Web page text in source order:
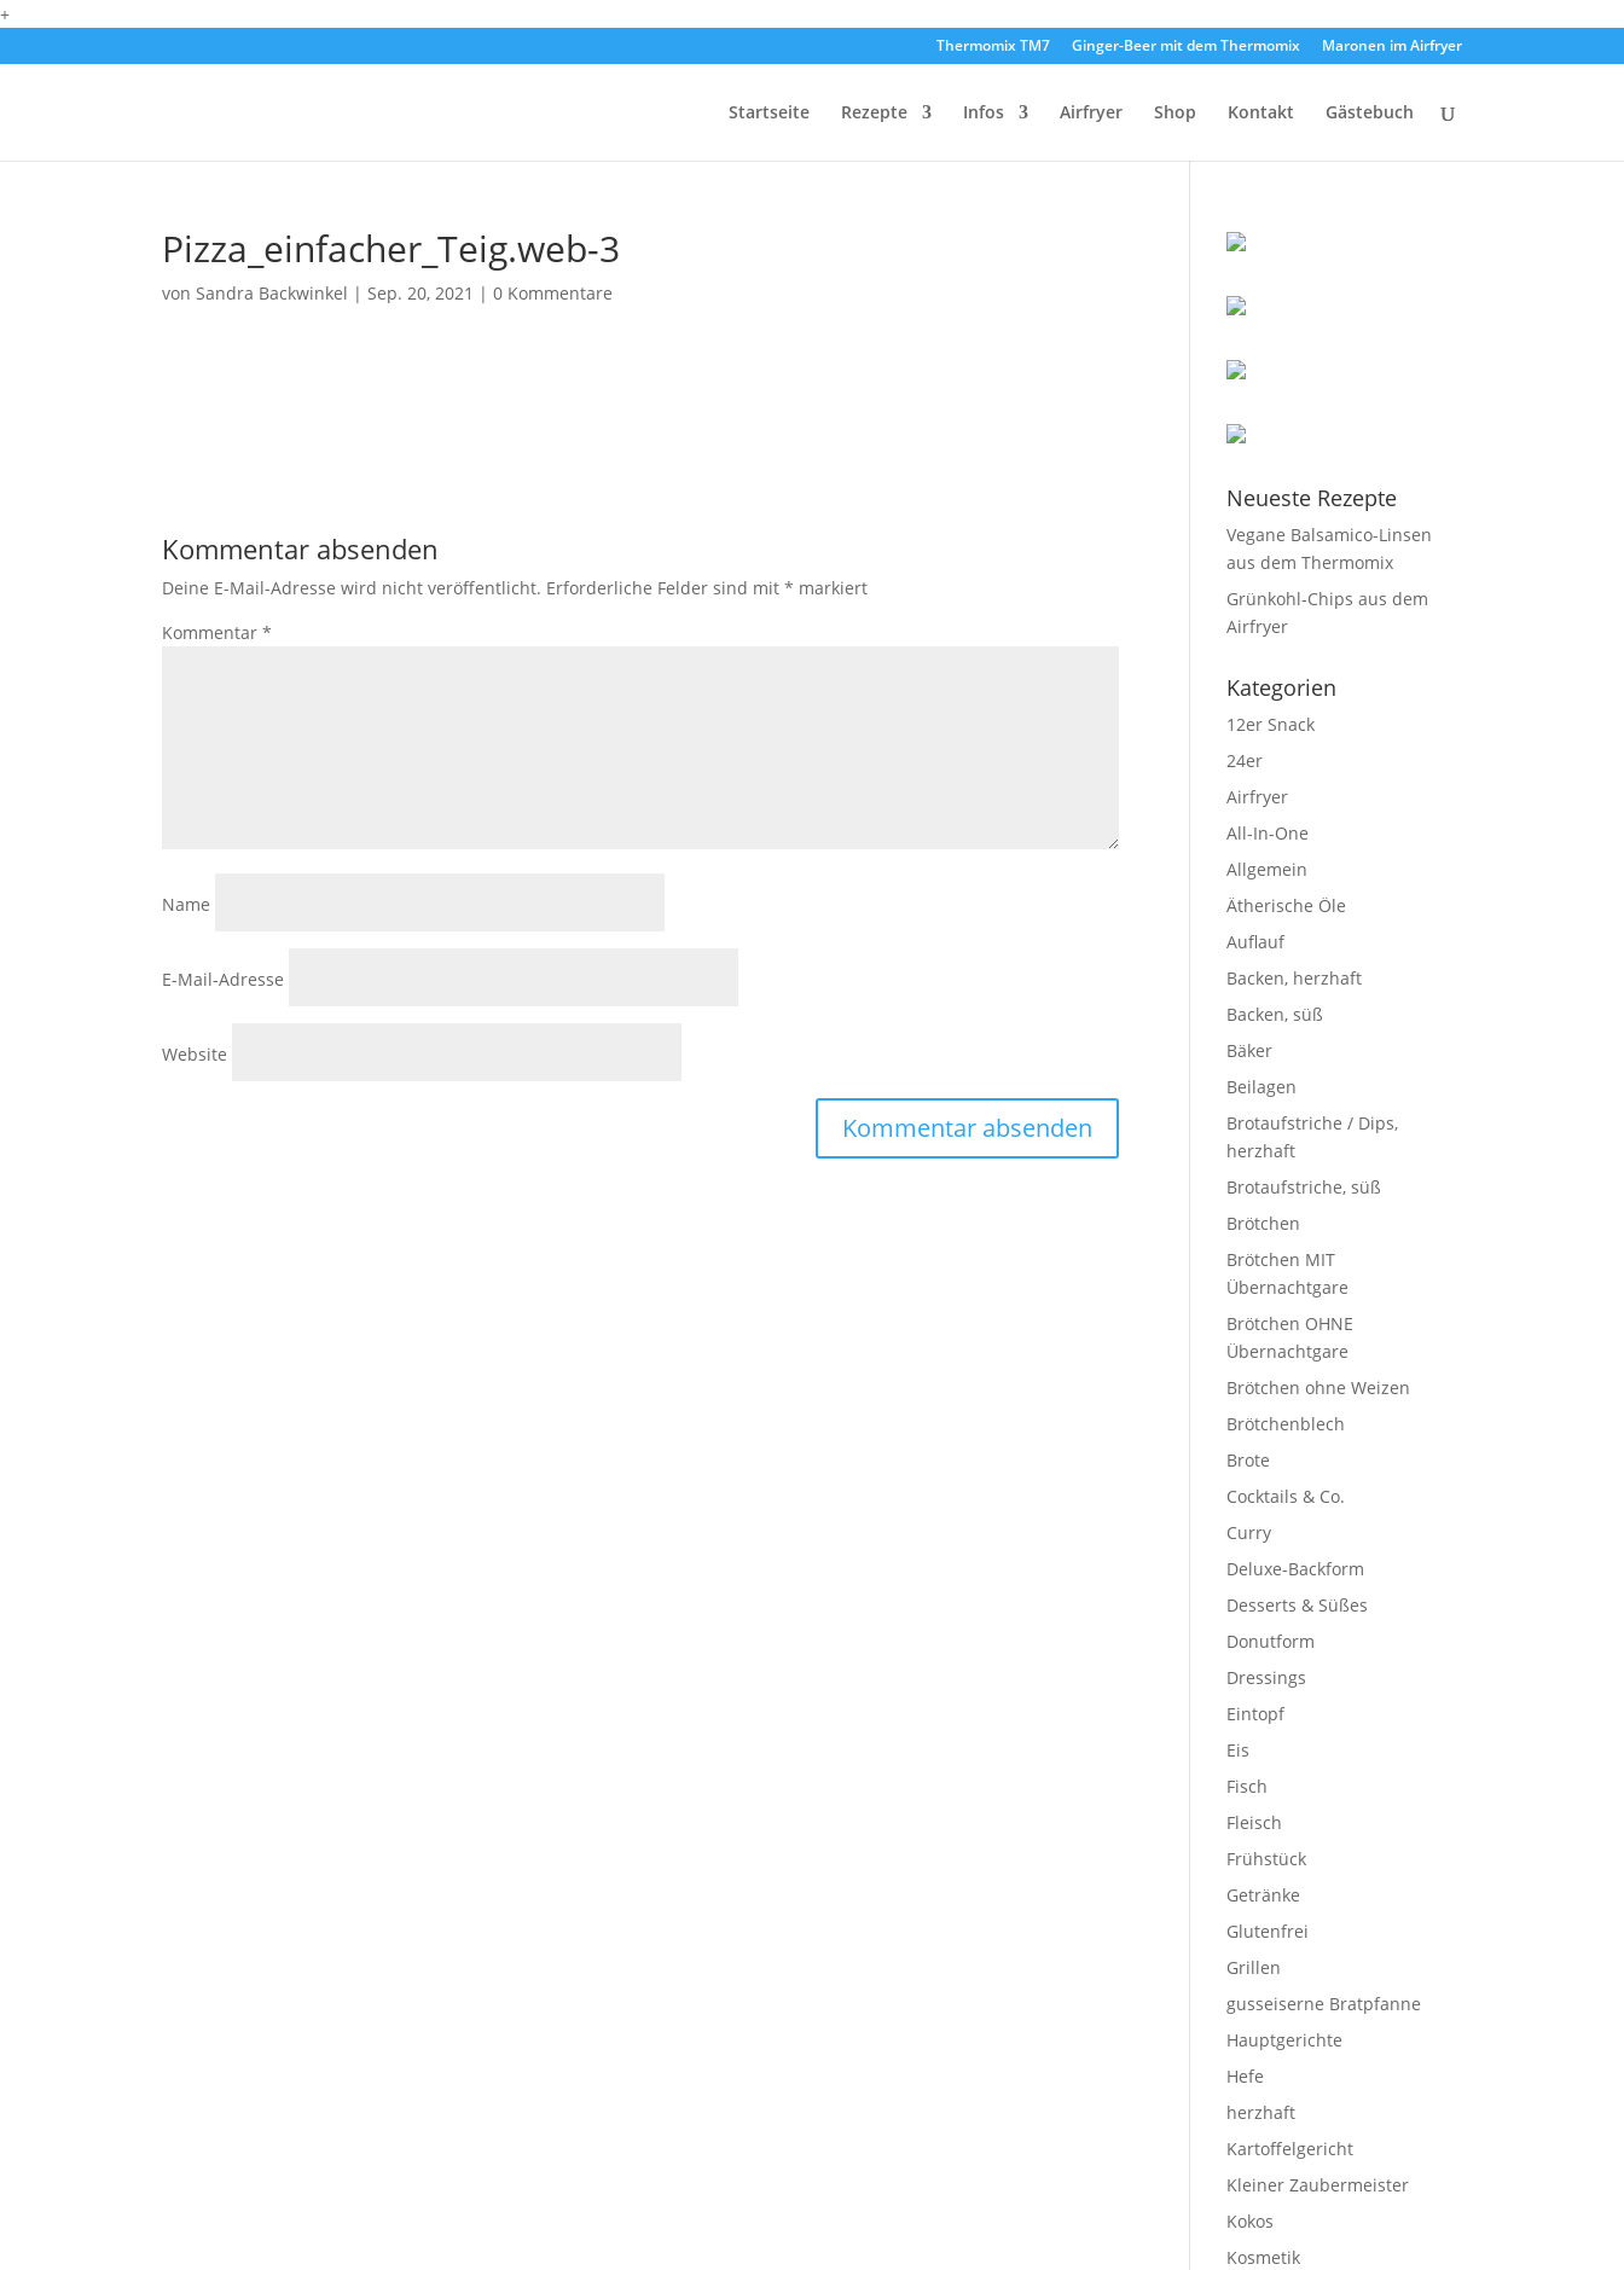
+
Thermomix TM7 Ginger-Beer mit dem Thermomix Maronen im Airfryer
Startseite Rezepte Infos Airfryer Shop Kontakt Gästebuch
Pizza_einfacher_Teig.web-3
vonSandra Backwinkel |Sep. 20, 2021 |0 Kommentare
Kommentar absenden
Deine E-Mail-Adresse wird nicht veröffentlicht. Erforderliche Felder sind mit* markiert
Kommentar*
Name
E-Mail-Adresse
Website
Neueste Rezepte
Vegane Balsamico-Linsen
aus dem Thermomix
Grünkohl-Chips aus dem
Airfryer
Kategorien
12er Snack
24er
Airfryer
All-In-One
Allgemein
Ätherische Öle
Auflauf
Backen, herzhaft
Backen, süß
Bäker
Beilagen
Brotaufstriche / Dips,
herzhaft
Brotaufstriche, süß
Brötchen
Brötchen MIT
Übernachtgare
Brötchen OHNE
Übernachtgare
Brötchen ohne Weizen
Brötchenblech
Brote
Cocktails & Co.
Curry
Deluxe-Backform
Desserts & Süßes
Donutform
Dressings
Eintopf
Eis
Fisch
Fleisch
Frühstück
Getränke
Glutenfrei
Grillen
gusseiserne Bratpfanne
Hauptgerichte
Hefe
herzhaft
Kartoffelgericht
Kleiner Zaubermeister
Kokos
Kosmetik